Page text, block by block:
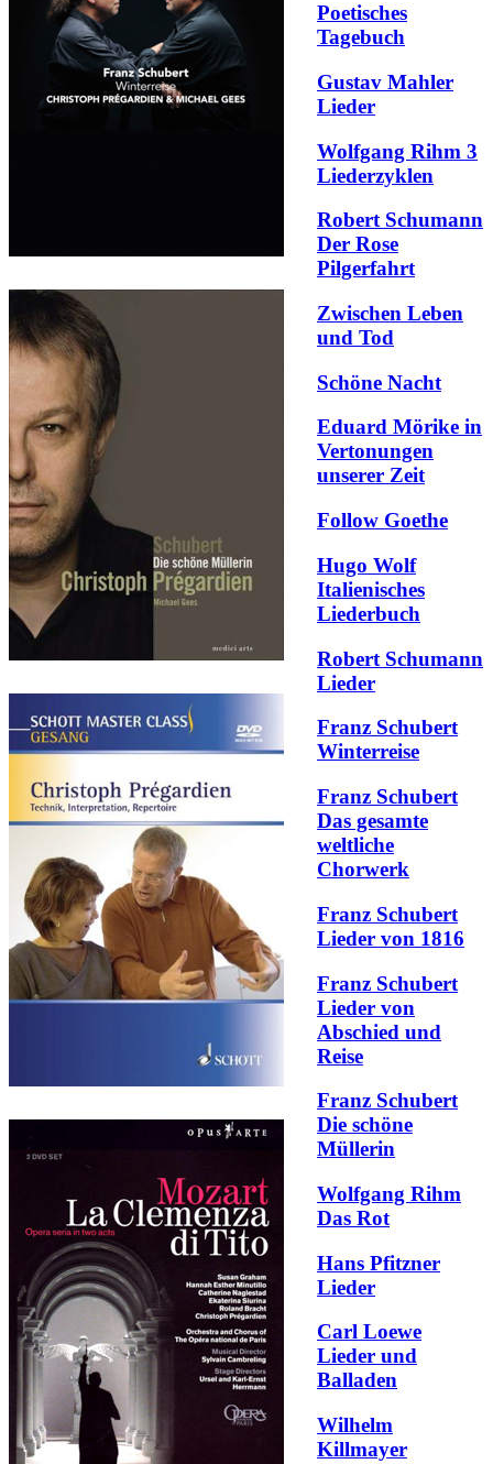
Poetisches
Tagebuch
Gustav Mahler
Lieder
Wolfgang Rihm 3
Liederzyklen
Robert Schumann
Der Rose
Pilgerfahrt
Zwischen Leben
und Tod
Schöne Nacht
Eduard Mörike in
Vertonungen
unserer Zeit
Follow Goethe
Hugo Wolf
Italienisches
Liederbuch
Robert Schumann
Lieder
Franz Schubert
Winterreise
Franz Schubert
Das gesamte
weltliche
Chorwerk
Franz Schubert
Lieder von 1816
Franz Schubert
Lieder von
Abschied und
Reise
Franz Schubert
Die schöne
Müllerin
Wolfgang Rihm
Das Rot
Hans Pfitzner
Lieder
Carl Loewe
Lieder und
Balladen
Wilhelm
Killmayer